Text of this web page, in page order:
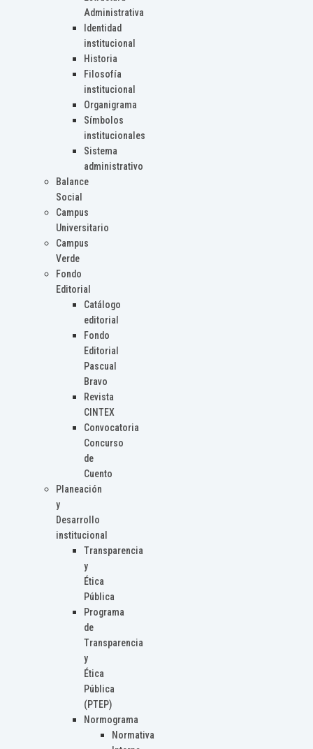
Administrativa
Identidad
institucional
Historia
Filosofía
institucional
Organigrama
Símbolos
institucionales
Sistema
administrativo
Balance
Social
Campus
Universitario
Campus
Verde
Fondo
Editorial
Catálogo
editorial
Fondo
Editorial
Pascual
Bravo
Revista
CINTEX
Convocatoria
Concurso
de
Cuento
Planeación
y
Desarrollo
institucional
Transparencia
y
Ética
Pública
Programa
de
Transparencia
y
Ética
Pública
(PTEP)
Normograma
Normativa